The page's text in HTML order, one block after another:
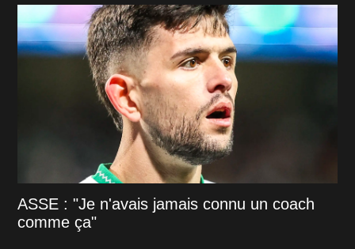
ASSE : "Je n'avais jamais connu un coach
comme ça"